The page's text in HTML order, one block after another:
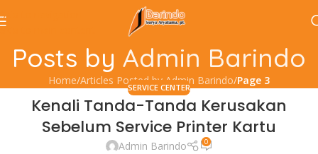
Skip to navigation
Skip to main content
Posts by Admin Barindo
Home/Articles Posted by Admin Barindo/Page 3
SERVICE CENTER
Kenali Tanda-Tanda Kerusakan
Sebelum Service Printer Kartu
Admin Barindo 0